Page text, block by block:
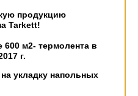
продукцию
Tarkett!
600 м2- термолента в
г.
укладку напольных